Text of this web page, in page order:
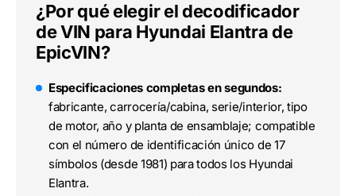
¿Por qué elegir el decodificador
de VIN para Hyundai Elantra de
EpicVIN?
Especificaciones completas en segundos:
fabricante, carrocería/cabina, serie/interior, tipo
de motor, año y planta de ensamblaje; compatible
con el número de identificación único de 17
símbolos (desde 1981) para todos los Hyundai
Elantra.